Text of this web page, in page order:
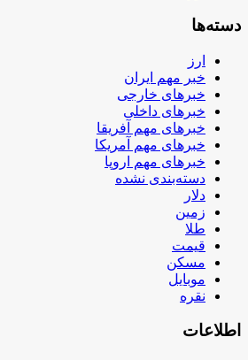
دسته‌ها
ارز
خبر مهم ایران
خبرهای خارجی
خبرهای داخلی
خبرهای مهم آفریقا
خبرهای مهم آمریکا
خبرهای مهم اروپا
دسته‌بندی نشده
دلار
زمین
طلا
قیمت
مسکن
موبایل
نقره
اطلاعات